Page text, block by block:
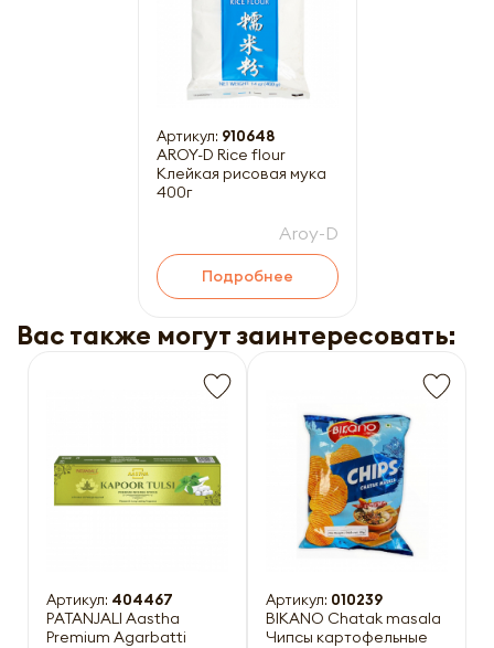
Артикул: 910648
AROY-D Rice flour
Клейкая рисовая мука
400г
Aroy-D
Подробнее
Вас также могут заинтересовать:
Артикул: 404467
PATANJALI Aastha
Premium Agarbatti
Артикул: 010239
BIKANO Chatak masala
Чипсы картофельные